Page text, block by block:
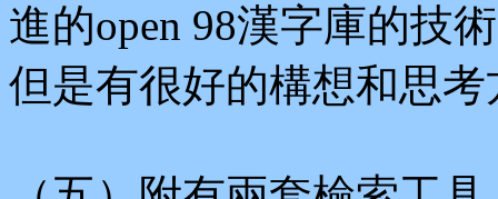
進的open 98漢字庫的技
但是有很好的構想和思考